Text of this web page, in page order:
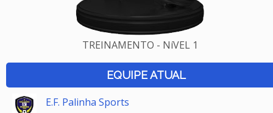
TREINAMENTO - NíVEL 1
EQUIPE ATUAL
E.F. Palinha Sports